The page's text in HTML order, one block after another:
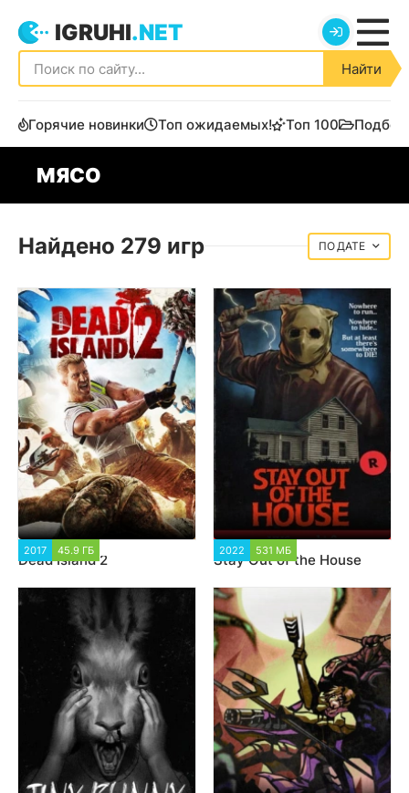
IGRUHI.NET
Найти
Горячие новинки Топ ожидаемых! Топ 100
МЯСО
Найдено 279 игр ДАТЕ
2017 45.9 ГБ
Dead Island 2
2022 531 МБ
Stay Out of the House